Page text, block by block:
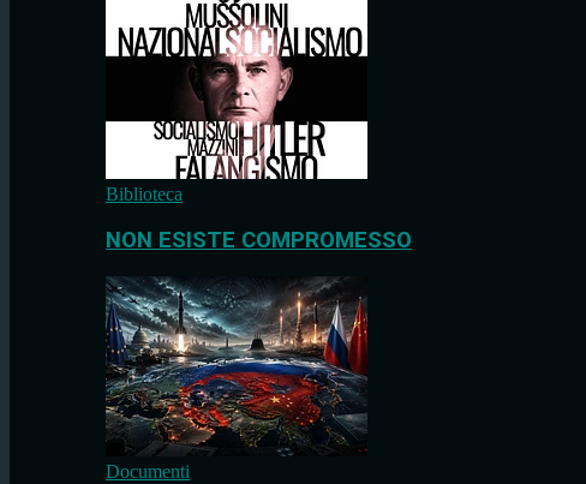
Biblioteca
NON ESISTE COMPROMESSO
Documenti